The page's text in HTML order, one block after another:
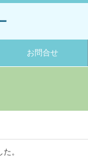
お問合せ
。